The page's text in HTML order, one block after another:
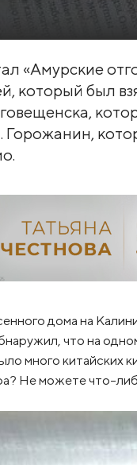
«Амурские
который был
дома на
что на
много китайских
Не можете что-